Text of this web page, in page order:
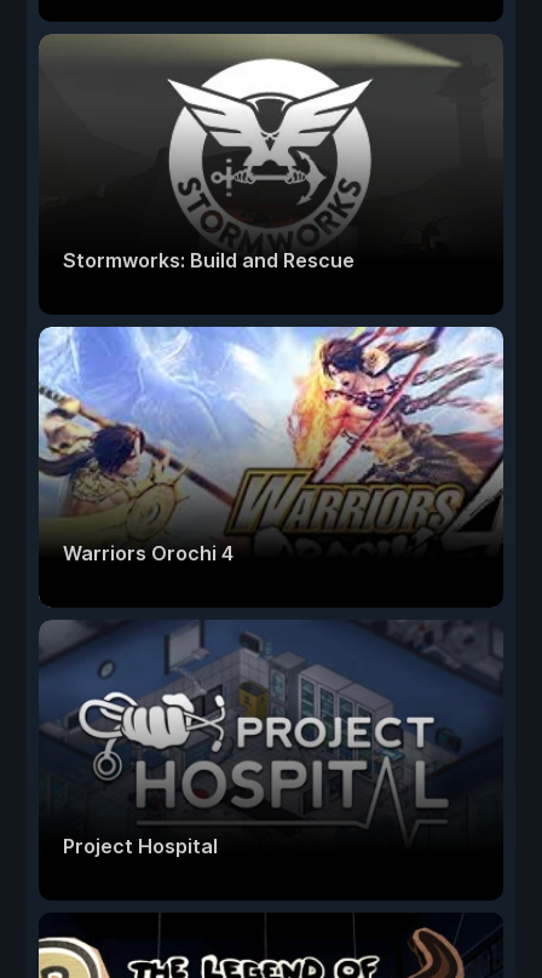
Stormworks: Build and Rescue
Warriors Orochi 4
Project Hospital